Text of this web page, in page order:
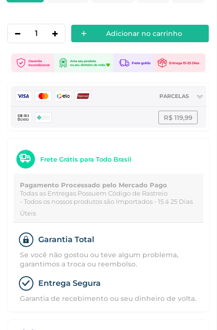
Adicionar no carrinho
PARCELAS
R$ 119,99
Frete Grátis para Todo Brasil
Pagamento Processado pelo Mercado Pago
Todas as Entregas Possuem Código de Rastreio
- Todos os nossos produtos são Importados - 15 á 25 Dias
Úteis
Garantia Total
Se você não gostou ou teve algum problema,
garantimos a troca ou reembolso.
Entrega Segura
Garantia de recebimento ou seu dinheiro de volta.